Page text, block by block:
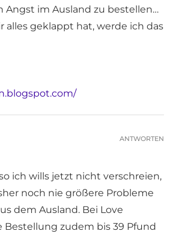
Angst im Ausland zu bestellen…
alles geklappt hat, werde ich das
ich wills jetzt nicht verschreien,
noch nie größere Probleme
dem Ausland. Bei Love
Bestellung zudem bis 39 Pfund
ANTWORTEN